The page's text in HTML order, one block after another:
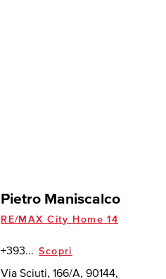
Pietro Maniscalco
RE/MAX City Home 14
+393... Scopri
Via Sciuti, 166/A, 90144,